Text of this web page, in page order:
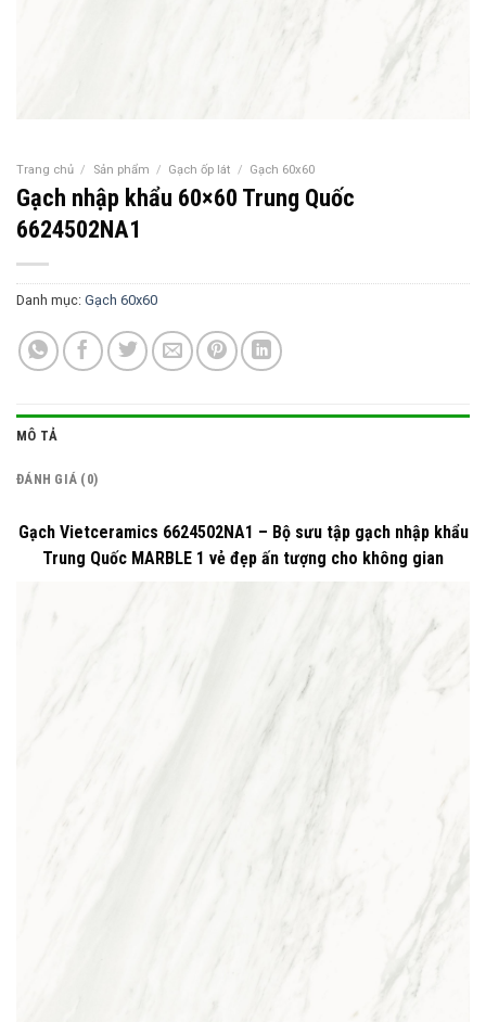
Trang chủ / Sản phẩm / Gạch ốp lát / Gạch 60x60
Gạch nhập khẩu 60×60 Trung Quốc
6624502NA1
Danh mục: Gạch 60x60
MÔ TẢ
ĐÁNH GIÁ (0)
Gạch Vietceramics 6624502NA1 – Bộ sưu tập gạch nhập khẩu
Trung Quốc MARBLE 1 vẻ đẹp ấn tượng cho không gian